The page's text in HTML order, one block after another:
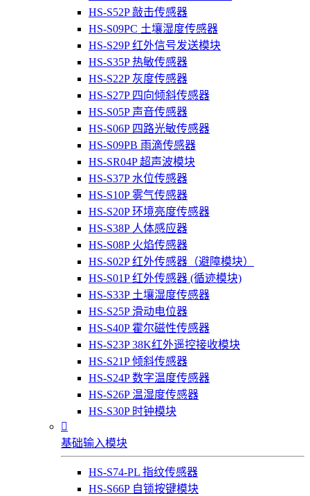
HS-S52P 敲击传感器
HS-S09PC 土壤湿度传感器
HS-S29P 红外信号发送模块
HS-S35P 热敏传感器
HS-S22P 灰度传感器
HS-S27P 四向倾斜传感器
HS-S05P 声音传感器
HS-S06P 四路光敏传感器
HS-S09PB 雨滴传感器
HS-SR04P 超声波模块
HS-S37P 水位传感器
HS-S10P 雾气传感器
HS-S20P 环境亮度传感器
HS-S38P 人体感应器
HS-S08P 火焰传感器
HS-S02P 红外传感器（避障模块）
HS-S01P 红外传感器 (循迹模块)
HS-S33P 土壤湿度传感器
HS-S25P 滑动电位器
HS-S40P 霍尔磁性传感器
HS-S23P 38K红外遥控接收模块
HS-S21P 倾斜传感器
HS-S24P 数字温度传感器
HS-S26P 温湿度传感器
HS-S30P 时钟模块

基础输入模块
HS-S74-PL 指纹传感器
HS-S66P 自锁按键模块